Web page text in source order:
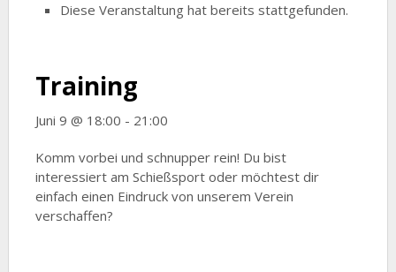
Diese Veranstaltung hat bereits stattgefunden.
Training
Juni 9 @ 18:00 - 21:00
Komm vorbei und schnupper rein! Du bist
interessiert am Schießsport oder möchtest dir
einfach einen Eindruck von unserem Verein
verschaffen?